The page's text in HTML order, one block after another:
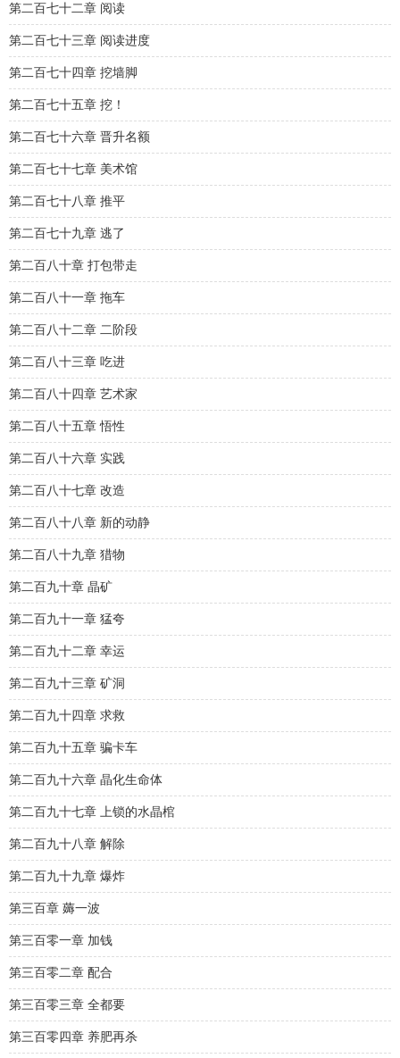
第二百七十二章 阅读
第二百七十三章 阅读进度
第二百七十四章 挖墙脚
第二百七十五章 挖！
第二百七十六章 晋升名额
第二百七十七章 美术馆
第二百七十八章 推平
第二百七十九章 逃了
第二百八十章 打包带走
第二百八十一章 拖车
第二百八十二章 二阶段
第二百八十三章 吃进
第二百八十四章 艺术家
第二百八十五章 悟性
第二百八十六章 实践
第二百八十七章 改造
第二百八十八章 新的动静
第二百八十九章 猎物
第二百九十章 晶矿
第二百九十一章 猛夸
第二百九十二章 幸运
第二百九十三章 矿洞
第二百九十四章 求救
第二百九十五章 骗卡车
第二百九十六章 晶化生命体
第二百九十七章 上锁的水晶棺
第二百九十八章 解除
第二百九十九章 爆炸
第三百章 薅一波
第三百零一章 加钱
第三百零二章 配合
第三百零三章 全都要
第三百零四章 养肥再杀